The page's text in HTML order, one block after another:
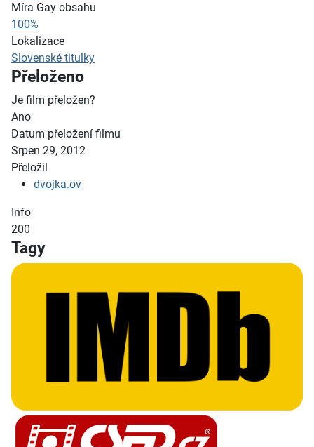
Míra Gay obsahu
100%
Lokalizace
Slovenské titulky
Přeloženo
Je film přeložen?
Ano
Datum přeložení filmu
Srpen 29, 2012
Přeložil
dvojka.ov
Info
200
Tagy